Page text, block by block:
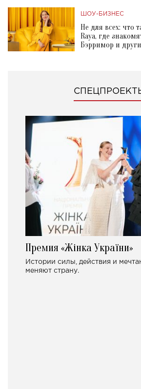
ШОУ-БИЗНЕС
Не для всех: что
Raya, где
Бэрримор и
Премия «Жінка України»
Истории силы, действия и
меняют страну.